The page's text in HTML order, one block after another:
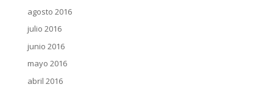
agosto 2016
julio 2016
junio 2016
mayo 2016
abril 2016